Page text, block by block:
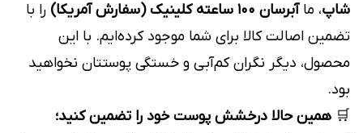
شاپ، ماآبرسان ۱۰۰ ساعته کلینیک (سفارش آمریکا)
را با
تضمین اصالت کالا برای شما موجود کرده‌ایم. با این
محصول، دیگر نگران کم‌آبی و خستگی پوستتان نخواهید
بود.
🛒 همین حالا درخشش پوست خود را تضمین کنید؛